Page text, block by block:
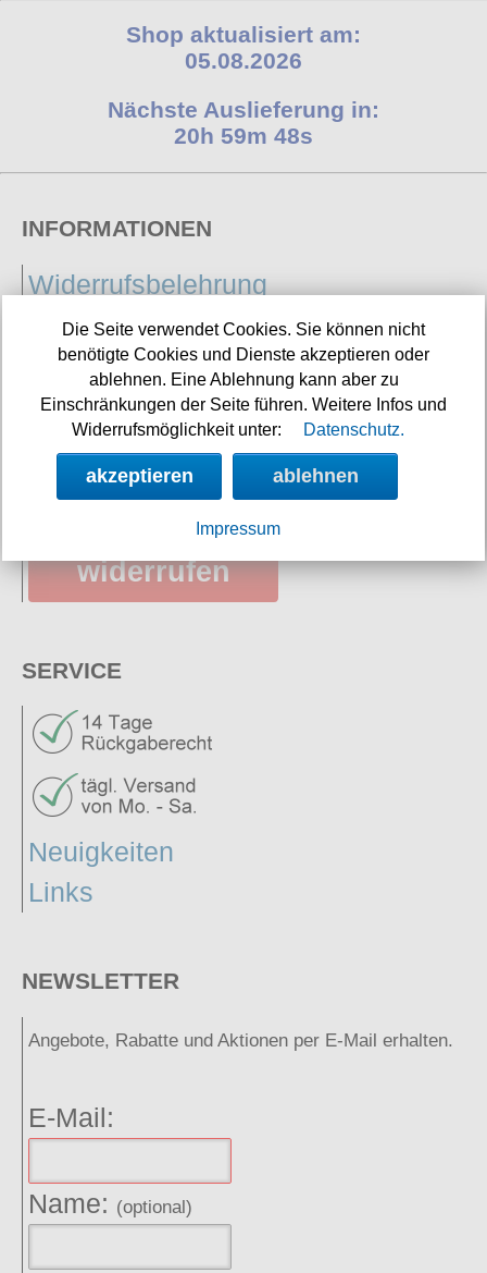
Shop aktualisiert am:
05.08.2026
Nächste Auslieferung in:
20h 59m 48s
INFORMATIONEN
Widerrufsbelehrung
Impressum/Kontakt
Versandkosten
Datenschutz
AGB
Vertrag
widerrufen
SERVICE
Neuigkeiten
Links
NEWSLETTER
Angebote, Rabatte und Aktionen per E-Mail erhalten.
E-Mail:
Name: (optional)
Die Seite verwendet Cookies. Sie können nicht
benötigte Cookies und Dienste akzeptieren oder
ablehnen. Eine Ablehnung kann aber zu
Einschränkungen der Seite führen. Weitere Infos und
Widerrufsmöglichkeit unter:
Datenschutz.
akzeptieren ablehnen
Impressum